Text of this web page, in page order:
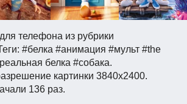
телефона из рубрики
#белка #анимация #мульт #the
белка #собака.
картинки 3840x2400.
136 раз.